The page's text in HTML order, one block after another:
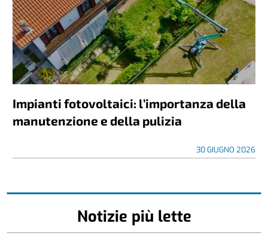
Impianti fotovoltaici: l’importanza della
manutenzione e della pulizia
30 GIUGNO 2026
Notizie più lette